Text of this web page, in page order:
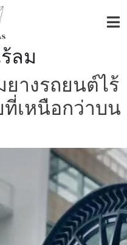
ลม
ยางรถยนต์ไร้
เหนือกว่าบน